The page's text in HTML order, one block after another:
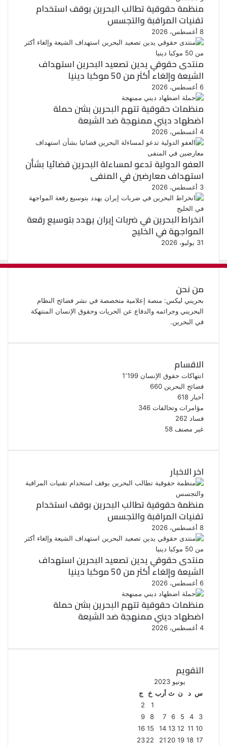
منظمة حقوقية تطالب البحرين بوقف استخدام
تقنيات المراقبة والتجسس
8 أغسطس، 2026
منتدى حقوقي يدين تصعيد البحرين استهداف
الشيعة وإلغاء أكثر من 50 موكبا دينيا
6 أغسطس، 2026
منظمات حقوقية تتهم البحرين بشن حملة
اضطهاد ديني ممنهجة ضد الشيعة
4 أغسطس، 2026
العفو الدولية تدعو لمساءلة البحرين قضائيا بشأن
استهداف معارضين في المنفى
3 أغسطس، 2026
انخراط البحرين في ضربات إيران يهدد بتوسيع رقعة
المواجهة في الخليج
31 يوليو، 2026
من نحن
بحريني ليكس: منصة إعلامية متخصصة في نشر فضائح النظام
البحريني وجرائمه والدفاع عن الحريات وحقوق الإنسان المنتهكة
في البحرين.
الاقسام
انتهاكات حقوق الإنسان 1٬199
فضائح البحرين 660
أخبار 618
مؤامرات وتحالفات 346
فساد 262
غير مصنف 58
اخر الاخبار
منظمة حقوقية تطالب البحرين بوقف استخدام
تقنيات المراقبة والتجسس
8 أغسطس، 2026
منتدى حقوقي يدين تصعيد البحرين استهداف
الشيعة وإلغاء أكثر من 50 موكبا دينيا
6 أغسطس، 2026
منظمات حقوقية تتهم البحرين بشن حملة
اضطهاد ديني ممنهجة ضد الشيعة
4 أغسطس، 2026
التقويم
يونيو 2023
س د ن ث أرب خ
ج
1
2
3
4
5
6
7
8
9
10
11
12
13
14
15
16
17
18
19
20
21
22
23